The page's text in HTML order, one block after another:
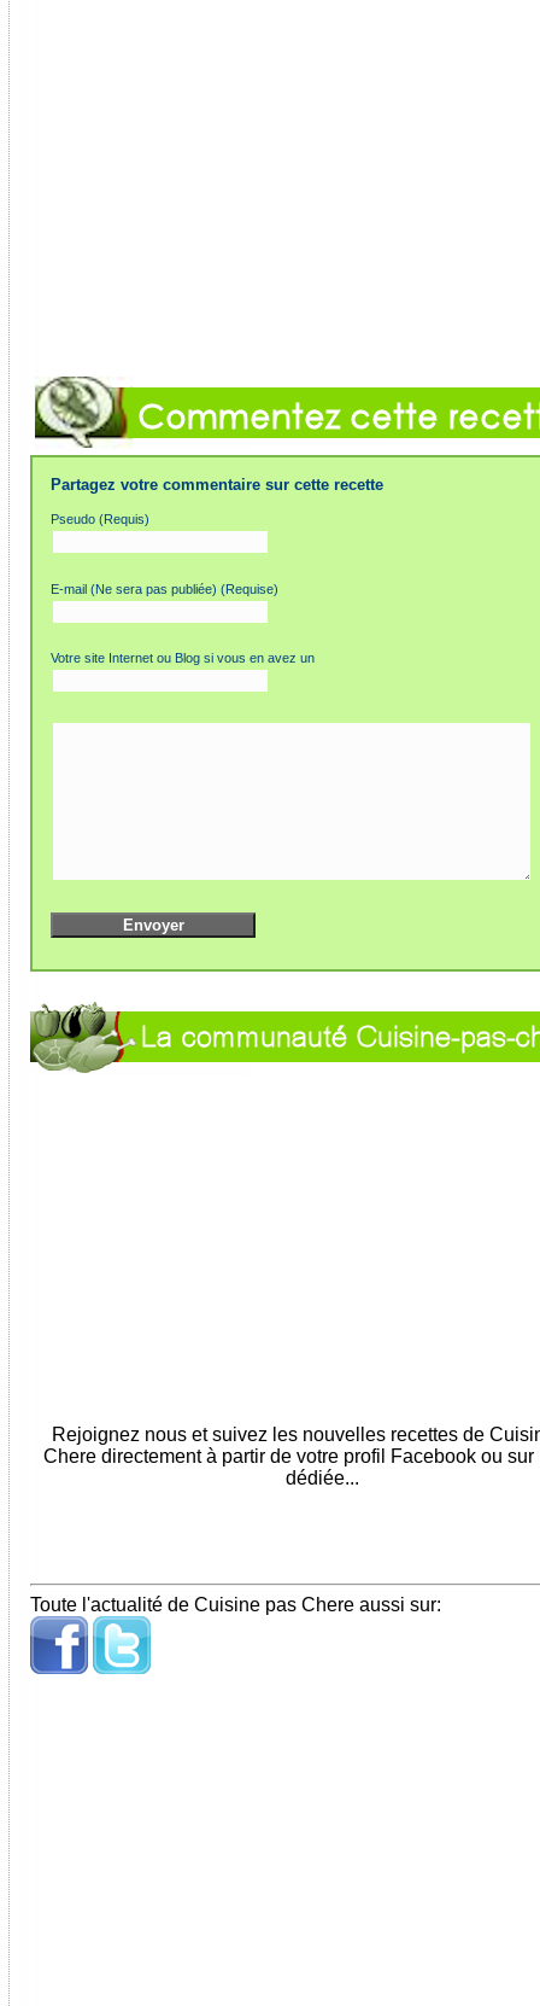
Partagez votre commentaire sur cette recette
Pseudo (Requis)
E-mail (Ne sera pas publiée) (Requise)
Votre site Internet ou Blog si vous en avez un
Rejoignez nous et suivez les nouvelles recettes de
Chere directement à partir de votre profil Facebook ou sur
dédiée...
Toute l'actualité de Cuisine pas Chere aussi sur: